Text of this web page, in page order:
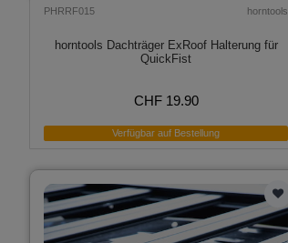
PHRRF015 horntools
horntools Dachträger ExRoof Halterung für
QuickFist
CHF 19.90
Verfügbar auf Bestellung